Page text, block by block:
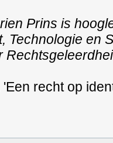
Prins is
Technologie en
'Een recht op